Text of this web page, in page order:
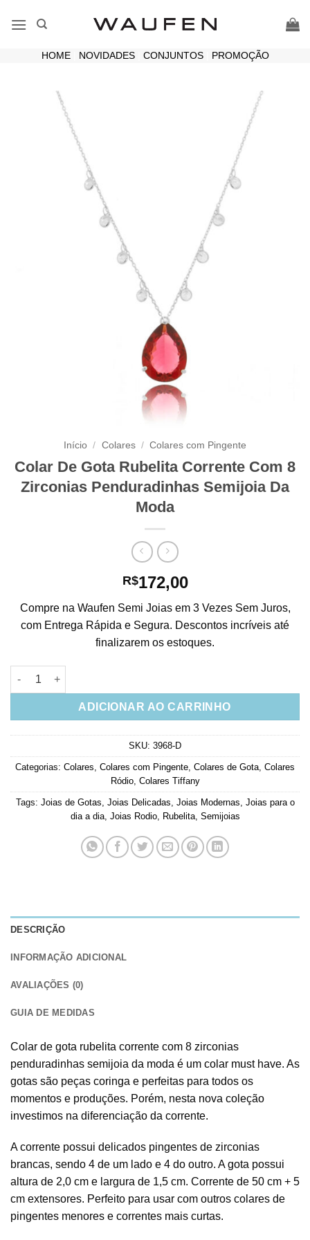
HOME| NOVIDADES| CONJUNTOS| PROMOÇÃO
Início / Colares / Colares com Pingente
Colar De Gota Rubelita Corrente Com 8
Zirconias Penduradinhas Semijoia Da
Moda
R$172,00
Compre na Waufen Semi Joias em 3 Vezes Sem Juros,
com Entrega Rápida e Segura. Descontos incríveis até
finalizarem os estoques.
Colar De Gota Rubelita Corrente Com 8 Zirconias
ADICIONAR AO CARRINHO
SKU: 3968-D
Categorias: Colares Colares com Pingente Colares de Gota Colares
Ródio, Colares Tiffany
Tags: Joias de Gotas Joias Delicadas Joias Modernas Joias para o
dia a dia, Joias Rodio, Rubelita, Semijoias
DESCRIÇÃO
INFORMAÇÃO ADICIONAL
AVALIAÇÕES (0)
GUIA DE MEDIDAS
Colar de gota rubelita corrente com 8 zirconias
penduradinhas semijoia da moda é um colar must have. As
gotas são peças coringa e perfeitas para todos os
momentos e produções. Porém, nesta nova coleção
investimos na diferenciação da corrente.
A corrente possui delicados pingentes de zirconias
brancas, sendo 4 de um lado e 4 do outro. A gota possui
altura de 2,0 cm e largura de 1,5 cm. Corrente de 50 cm + 5
cm extensores. Perfeito para usar com outros colares de
pingentes menores e correntes mais curtas.